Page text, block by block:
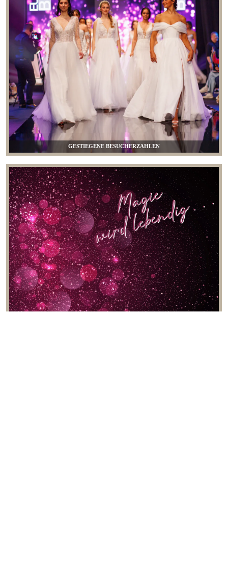
GESTIEGENE BESUCHERZAHLEN